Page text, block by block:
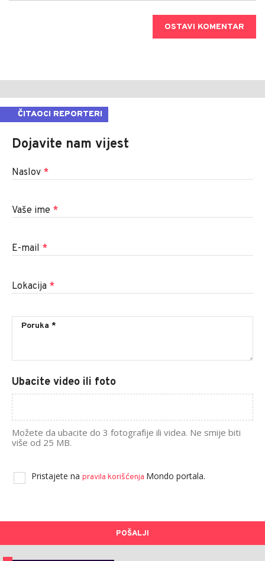
OSTAVI KOMENTAR
ČITAOCI REPORTERI
Dojavite nam vijest
Naslov *
Vaše ime *
E-mail *
Lokacija *
Ubacite video ili foto
Možete da ubacite do 3 fotografije ili videa. Ne smije biti
više od 25 MB.
Pristajete na pravila korišćenja Mondo portala.
POŠALJI